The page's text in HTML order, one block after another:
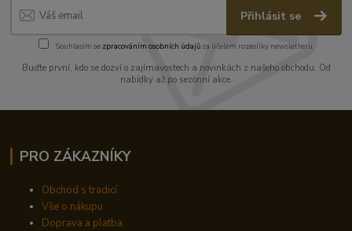
Přihlásit se
Souhlasím se zpracováním osobních údajůza účelem rozesílky newsletteru.
Buďte první, kdo se dozví o zajímavostech a novinkách z našeho obchodu. Od
nabídky až po sezónní akce.
PRO ZÁKAZNÍKY
Obchod s tradicí
Vše o nákupu
Doprava a platba